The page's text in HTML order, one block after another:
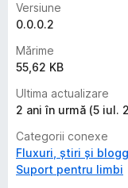
Versiune
0.0.0.2
Mărime
55,62 KB
Ultima actualizare
2 ani în urmă (5 iul.
Categorii conexe
Fluxuri, știri și
Suport pentru limbi